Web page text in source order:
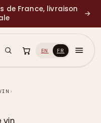
de France, livraison
→
EN FR
›